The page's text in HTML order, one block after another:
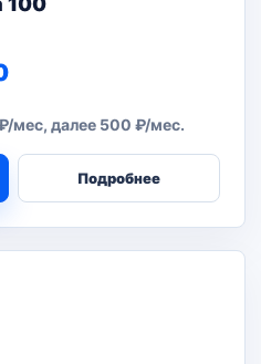
мес, далее 500 ₽/мес.
Подробнее